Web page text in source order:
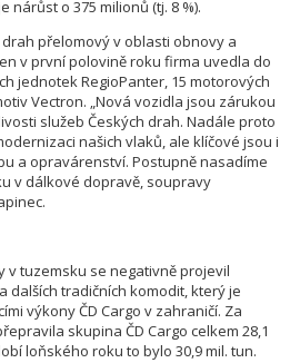
o 375 milionů (tj. 8 %).
drah přelomový v oblasti obnovy a
v první polovině roku firma uvedla do
jednotek RegioPanter, 15 motorových
Vectron. „Nová vozidla jsou zárukou
služeb Českých drah. Nadále proto
našich vlaků, ale klíčové jsou i
a opravárenství. Postupně nasadíme
v dálkové dopravě, soupravy
v tuzemsku se negativně projevil
dalších tradičních komodit, který je
výkony ČD Cargo v zahraničí. Za
skupina ČD Cargo celkem 28,1
loňského roku to bylo 30,9 mil. tun.